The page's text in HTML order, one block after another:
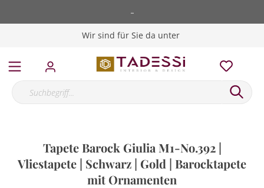
-
Wir sind für Sie da unter
Tapete Barock Giulia M1-No.392 |
Vliestapete | Schwarz | Gold | Barocktapete
mit Ornamenten